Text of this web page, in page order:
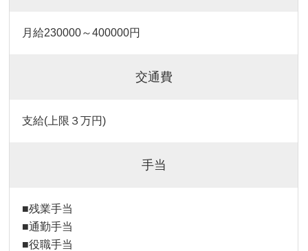
月給230000～400000円
交通費
支給(上限３万円)
手当
■残業手当
■通勤手当
■役職手当